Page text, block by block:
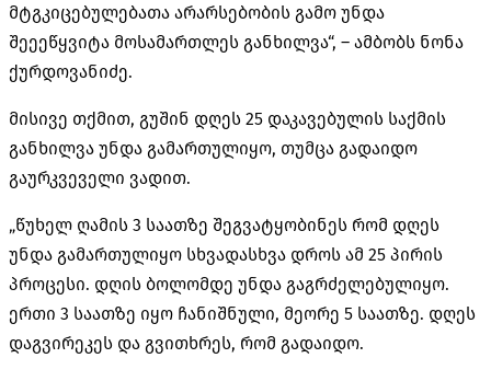
მტგკიცებულებათა არარსებობის გამო უნდა
შეეეწყვიტა მოსამართლეს განხილვა“, – ამბობს ნონა
ქურდოვანიძე.
მისივე თქმით, გუშინ დღეს 25 დაკავებულის საქმის
განხილვა უნდა გამართულიყო, თუმცა გადაიდო
გაურკვეველი ვადით.
„წუხელ ღამის 3 საათზე შეგვატყობინეს რომ დღეს
უნდა გამართულიყო სხვადასხვა დროს ამ 25 პირის
პროცესი. დღის ბოლომდე უნდა გაგრძელებულიყო.
ერთი 3 საათზე იყო ჩანიშნული, მეორე 5 საათზე. დღეს
დაგვირეკეს და გვითხრეს, რომ გადაიდო.